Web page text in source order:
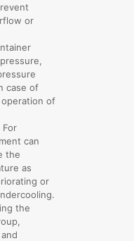
or
case of
of
For
can
the
as
or
the